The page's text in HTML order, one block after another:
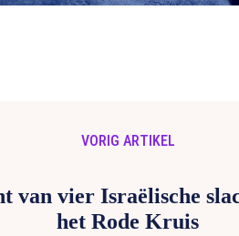
VORIG ARTIKEL
van vier Israëlische
het Rode Kruis